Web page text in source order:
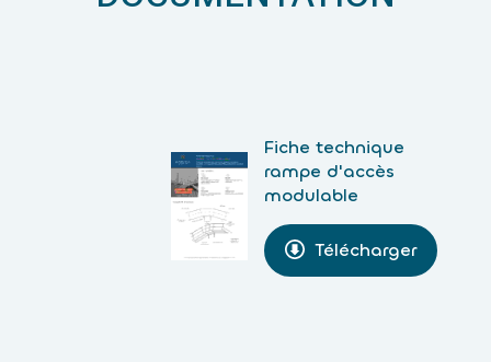
Fiche technique
rampe d'accès
modulable
Télécharger